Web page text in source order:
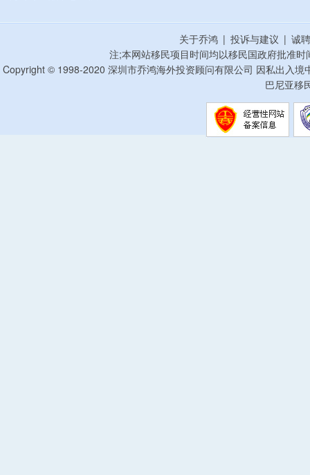
关于乔鸿 | 投诉与建议 | 诚
注;本网站移民项目时间均以移民国政府批准
Copyright © 1998-2020 深圳市乔鸿海外投资顾问有限公司 因私出入
巴尼亚移